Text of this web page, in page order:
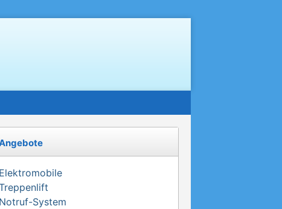
Elektromobile
Notruf-System